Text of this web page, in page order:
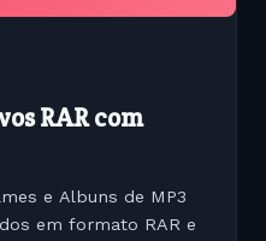
RAR com
e Albuns de MP3
em formato RAR e